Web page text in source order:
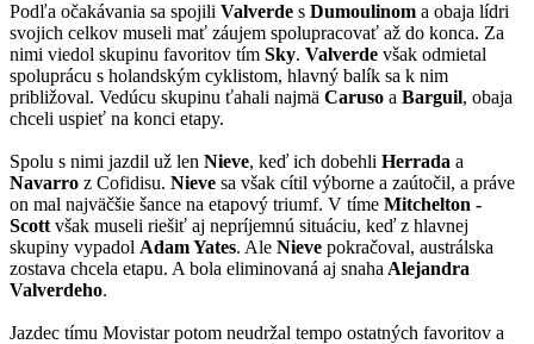
Podľa očakávania sa spojili Valverde s Dumoulinom a obaja lídri
svojich celkov museli mať záujem spolupracovať až do konca. Za
nimi viedol skupinu favoritov tím Sky. Valverde však odmietal
spoluprácu s holandským cyklistom, hlavný balík sa k nim
približoval. Vedúcu skupinu ťahali najmä Caruso a Barguil, obaja
chceli uspieť na konci etapy.
Spolu s nimi jazdil už len Nieve, keď ich dobehli Herrada a
Navarro z Cofidisu. Nieve sa však cítil výborne a zaútočil, a práve
on mal najväčšie šance na etapový triumf. V tíme Mitchelton -
Scott však museli riešiť aj nepríjemnú situáciu, keď z hlavnej
skupiny vypadol Adam Yates. Ale Nieve pokračoval, austrálska
zostava chcela etapu. A bola eliminovaná aj snaha Alejandra
Valverdeho.
Jazdec tímu Movistar potom neudržal tempo ostatných favoritov a